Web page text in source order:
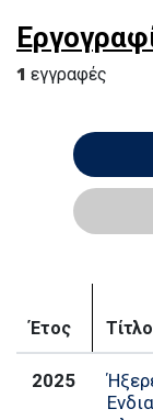
1 εγγραφές
Έτος
2025